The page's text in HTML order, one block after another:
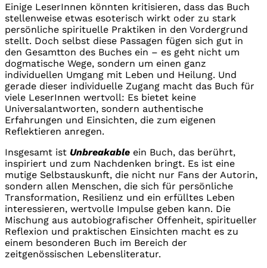
Einige LeserInnen könnten kritisieren, dass das Buch
stellenweise etwas esoterisch wirkt oder zu stark
persönliche spirituelle Praktiken in den Vordergrund
stellt. Doch selbst diese Passagen fügen sich gut in
den Gesamtton des Buches ein – es geht nicht um
dogmatische Wege, sondern um einen ganz
individuellen Umgang mit Leben und Heilung. Und
gerade dieser individuelle Zugang macht das Buch für
viele LeserInnen wertvoll: Es bietet keine
Universalantworten, sondern authentische
Erfahrungen und Einsichten, die zum eigenen
Reflektieren anregen.
Insgesamt ist Unbreakable ein Buch, das berührt,
inspiriert und zum Nachdenken bringt. Es ist eine
mutige Selbstauskunft, die nicht nur Fans der Autorin,
sondern allen Menschen, die sich für persönliche
Transformation, Resilienz und ein erfülltes Leben
interessieren, wertvolle Impulse geben kann. Die
Mischung aus autobiografischer Offenheit, spiritueller
Reflexion und praktischen Einsichten macht es zu
einem besonderen Buch im Bereich der
zeitgenössischen Lebensliteratur.